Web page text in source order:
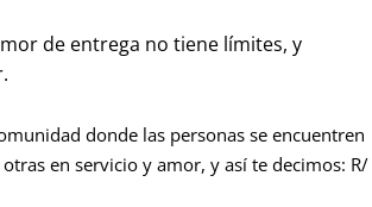
de entrega no tiene límites, y
donde las personas se encuentren
en servicio y amor, y así te decimos: R/